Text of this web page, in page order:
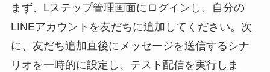
まず、Lステップ管理画面にログインし、自分の
LINEアカウントを友だちに追加してください。次
に、友だち追加直後にメッセージを送信するシナ
リオを一時的に設定し、テスト配信を実行しま